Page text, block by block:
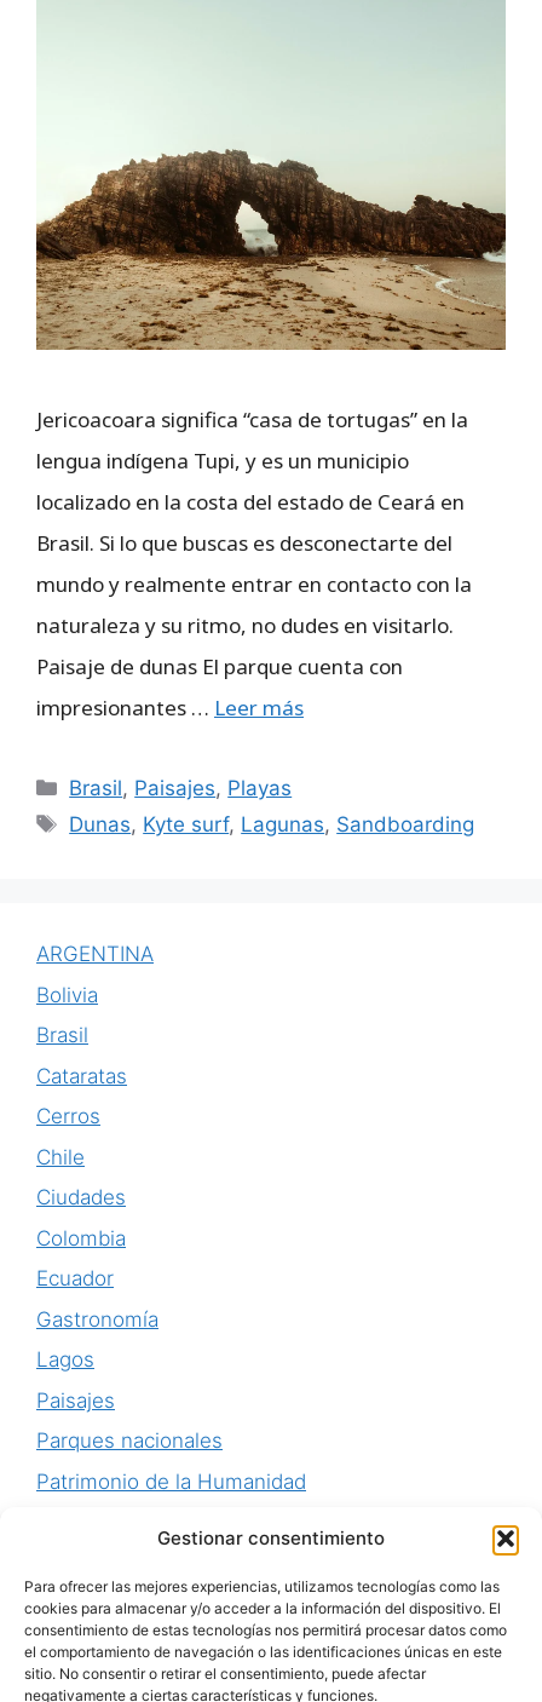
Gestionar consentimiento
Para ofrecer las mejores experiencias, utilizamos tecnologías como las
cookies para almacenar y/o acceder a la información del dispositivo. El
consentimiento de estas tecnologías nos permitirá procesar datos como
el comportamiento de navegación o las identificaciones únicas en este
sitio. No consentir o retirar el consentimiento, puede afectar
negativamente a ciertas características y funciones.
Jericoacoara significa “casa de tortugas” en la
lengua indígena Tupi, y es un municipio
localizado en la costa del estado de Ceará en
Brasil. Si lo que buscas es desconectarte del
mundo y realmente entrar en contacto con la
naturaleza y su ritmo, no dudes en visitarlo.
Paisaje de dunas El parque cuenta con
impresionantes … Leer más
Categorías
Brasil, Paisajes, Playas
Etiquetas
Dunas, Kyte surf, Lagunas, Sandboarding
ARGENTINA
Bolivia
Brasil
Cataratas
Cerros
Chile
Ciudades
Colombia
Ecuador
Gastronomía
Lagos
Paisajes
Parques nacionales
Patrimonio de la Humanidad
Senderismo
Uruguay